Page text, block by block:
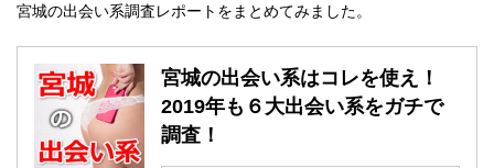
宮城の出会い系調査レポートをまとめてみました。
宮城の出会い系はコレを使え！
2019年も６大出会い系をガチで
調査！